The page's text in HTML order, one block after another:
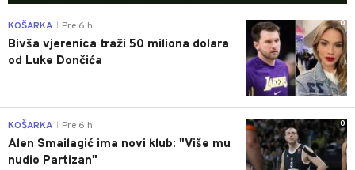
0
KOŠARKA Pre 6 h
Bivša vjerenica traži 50 miliona dolara
od Luke Dončića
0
KOŠARKA Pre 6 h
Alen Smailagić ima novi klub: "Više mu
nudio Partizan"